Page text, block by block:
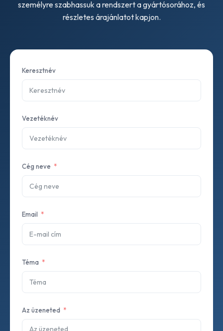
személyre szabhassuk a rendszert a gyártósorához, és
részletes árajánlatot kapjon.
Keresztnév
Vezetéknév
Cég neve
Email
Téma
Az üzeneted